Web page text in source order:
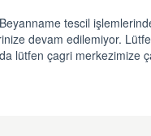
Beyanname tescil
devam edilemiyor.
lütfen çagri merkezimize